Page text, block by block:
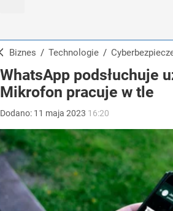
Biznes / Technologie /
WhatsApp podsłuchuje
Mikrofon pracuje w tle
Dodano: 11 maja 2023 16:20